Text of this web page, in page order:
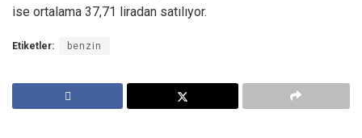
ise ortalama 37,71 liradan satılıyor.
Etiketler: benzin